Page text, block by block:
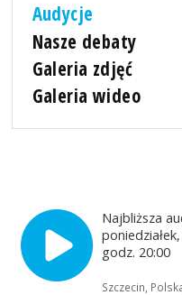
Audycje
Nasze debaty
Galeria zdjęć
Galeria wideo
Najbliższa
godz. 20:00
Szczecin,